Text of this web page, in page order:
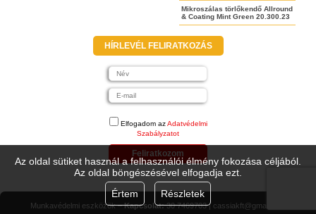
Az oldal sütiket használ a felhasználói élmény fokozása céljából.
Az oldal böngészésével elfogadja ezt.
Értem
Részletek
Mikroszálas törlőkendő Allround
& Coating Mint Green 20.300.23
HÍRLEVÉL FELIRATKOZÁS
Elfogadom azAdatvédelmi
Szabályzatot
Feliratkozom
Munkavédelmi eszközök –Kapcsolat:30 7469703 | cassiakft@gmail.com